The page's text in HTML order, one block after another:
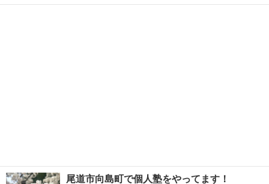
ーーーーーー 補助金の活用方法や書類作成のコツ ーーーーーーーーー
尾道市向島町で個人塾をやってます！